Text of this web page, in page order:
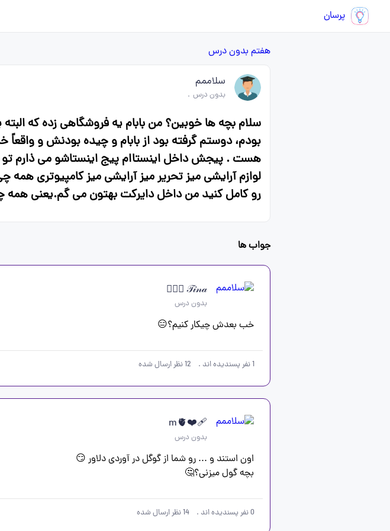
پرسان
هفتم بدون درس
سلاممم
بدون درس .
هست . پیجش داخل اینستا‌ام پیج اینستا‌شو می ذارم تو
رو کامل کنید من داخل دایرکت بهتون می گم.یعنی همه چی زیر ۴۰۰
جواب ها
𝒯𝒾𝓃𝒶 🧚🏻‍♀️
بدون درس
خب بعدش چیکار کنیم؟😑
1نفر پسندیده اند .
12نظر ارسال شده
❤️‍🩹m🫀
بدون درس
بچه گول میزنی؟🤔
0نفر پسندیده اند .
14نظر ارسال شده